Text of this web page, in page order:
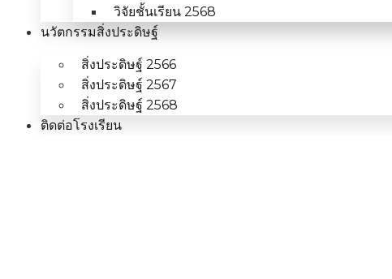
วิจัยชั้นเรียน 2568
นวัตกรรมสิ่งประดิษฐ์
สิ่งประดิษฐ์ 2566
สิ่งประดิษฐ์ 2567
สิ่งประดิษฐ์ 2568
ติดต่อโรงเรียน